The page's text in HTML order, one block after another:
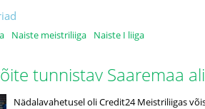
Naiste meistriliiga Naiste I liiga
tunnistav Saaremaa
Nädalavahetusel oli Credit24 Meistriliigas